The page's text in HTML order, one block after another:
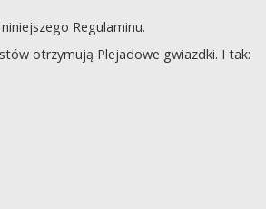
Regulaminu.
otrzymują Plejadowe gwiazdki. I tak: